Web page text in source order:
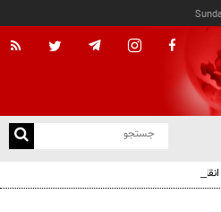
درباره مسائل اقتصادی و نظامی کشور